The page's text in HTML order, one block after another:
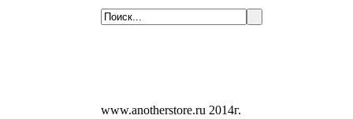
www.anotherstore.ru 2014г.